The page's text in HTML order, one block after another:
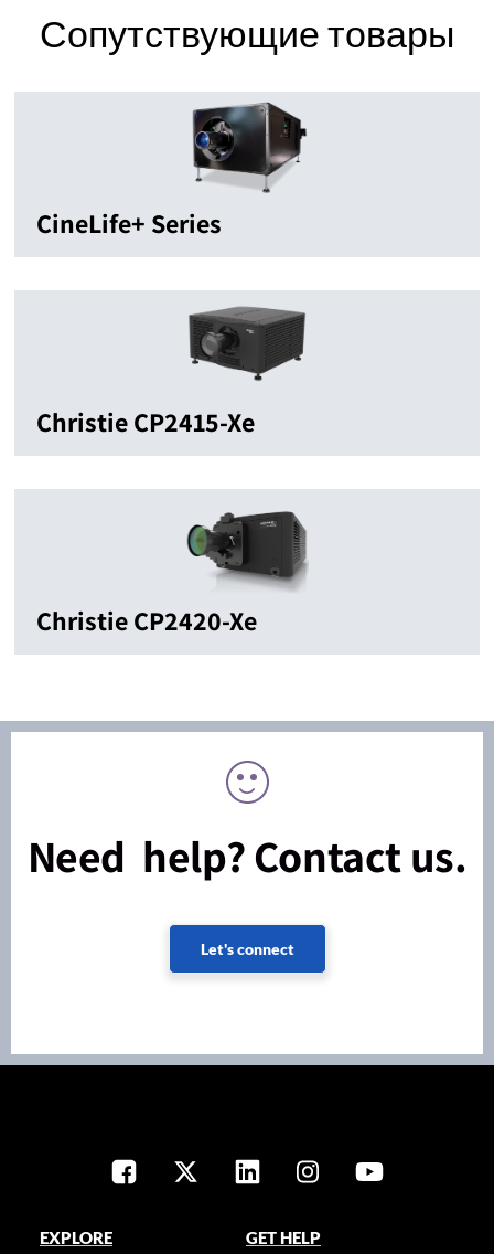
Сопутствующие товары
CineLife+ Series
Christie CP2415-Xe
Christie CP2420-Xe
Need help? Contact us.
Let's connect
EXPLORE
GET HELP